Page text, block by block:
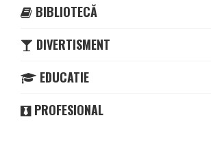
BIBLIOTECĂ
DIVERTISMENT
EDUCATIE
PROFESIONAL